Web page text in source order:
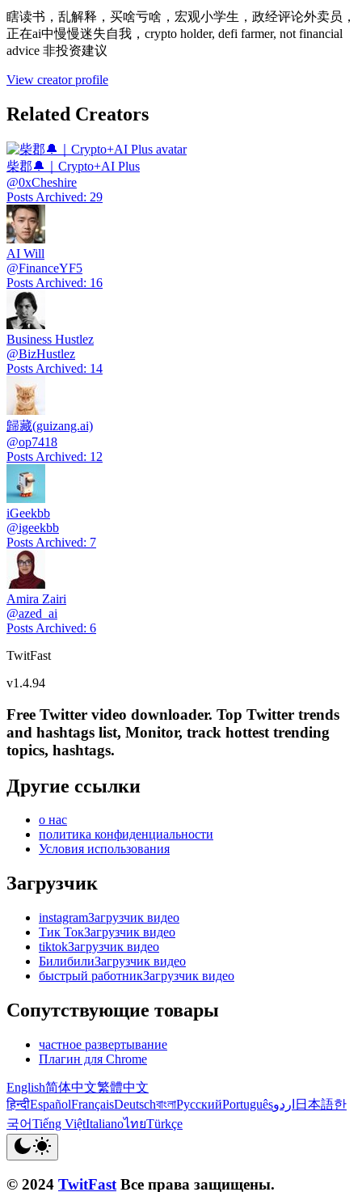
瞎读书，乱解释，买啥亏啥，宏观小学生，政经评论外卖员，
正在ai中慢慢迷失自我，crypto holder, defi farmer, not financial
advice 非投资建议
View creator profile
Related Creators
柴郡🔔｜Crypto+AI Plus
@0xCheshire
Posts Archived: 29
AI Will
@FinanceYF5
Posts Archived: 16
Business Hustlez
@BizHustlez
Posts Archived: 14
歸藏(guizang.ai)
@op7418
Posts Archived: 12
iGeekbb
@igeekbb
Posts Archived: 7
Amira Zairi
@azed_ai
Posts Archived: 6
TwitFast
v1.4.94
Free Twitter video downloader. Top Twitter trends
and hashtags list, Monitor, track hottest trending
topics, hashtags.
Другие ссылки
о нас
политика конфиденциальности
Условия использования
Загрузчик
instagramЗагрузчик видео
Тик ТокЗагрузчик видео
tiktokЗагрузчик видео
БилибилиЗагрузчик видео
быстрый работникЗагрузчик видео
Сопутствующие товары
частное развертывание
Плагин для Chrome
English简体中文繁體中文
हिन्दीEspañolFrançaisDeutschবাংলাРусскийPortuguêsاردو 日本語한
국어Tiếng ViệtItalianoไทยTürkçe
© 2024 TwitFast Все права защищены.